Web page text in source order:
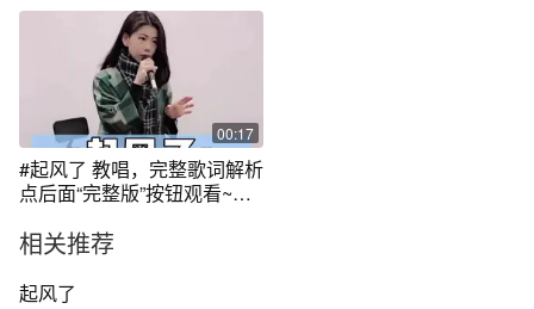
00:17
#起风了 教唱，完整歌词解析
点后面“完整版”按钮观看~今
的？ #喜乐闹元宵
相关推荐
起风了